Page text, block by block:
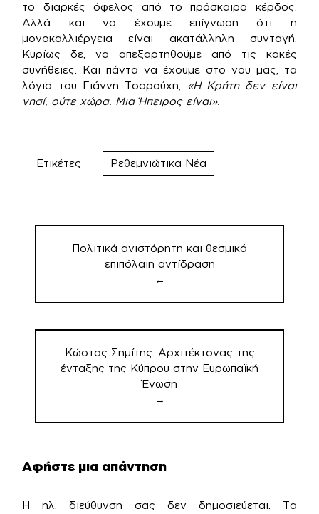
το διαρκές όφελος από το πρόσκαιρο κέρδος.
Αλλά και να έχουμε επίγνωση ότι η
μονοκαλλιέργεια είναι ακατάλληλη συνταγή.
Κυρίως δε, να απεξαρτηθούμε από τις κακές
συνήθειες. Και πάντα να έχουμε στο νου μας, τα
λόγια του Γιάννη Τσαρούχη, «Η Κρήτη δεν είναι
νησί, ούτε χώρα. Μια Ήπειρος είναι».
Ετικέτες Ρεθεμνιώτικα Νέα
Πλοήγηση
άρθρωνΠολιτικά ανιστόρητη και θεσμικά
επιπόλαιη αντίδραση
←
Κώστας Σημίτης: Αρχιτέκτονας της
ένταξης της Κύπρου στην Ευρωπαϊκή
Ένωση
→
Αφήστε μια απάντηση
Η ηλ. διεύθυνση σας δεν δημοσιεύεται.
Τα